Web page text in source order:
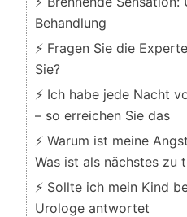
Behandlung
⚡ Fragen Sie die
Sie?
⚡ Ich habe jede Nacht
– so erreichen Sie das
⚡ Warum ist meine
Was ist als nächstes zu
⚡ Sollte ich mein Kind
Urologe antwortet